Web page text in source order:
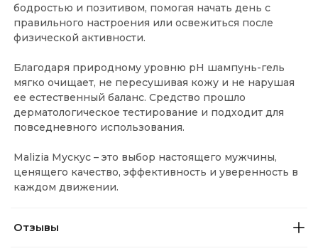
бодростью и позитивом, помогая начать день с
правильного настроения или освежиться после
физической активности.
Благодаря природному уровню pH шампунь-гель
мягко очищает, не пересушивая кожу и не нарушая
ее естественный баланс. Средство прошло
дерматологическое тестирование и подходит для
повседневного использования.
Malizia Мускус – это выбор настоящего мужчины,
ценящего качество, эффективность и уверенность в
каждом движении.
Отзывы